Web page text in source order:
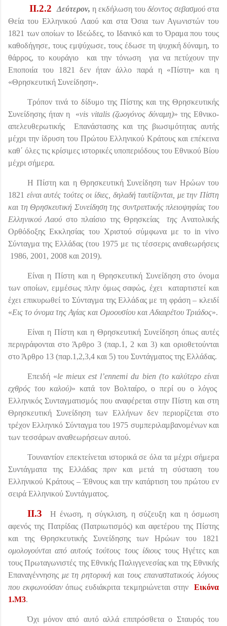
II.2.2 Δεύτερον, η εκδήλωση του δέοντος σεβασμού στα
Θεία του Ελληνικού Λαού και στα Όσια των Αγωνιστών του
1821 των οποίων το Ιδεώδες, το Ιδανικό και το Όραμα που τους
καθοδήγησε, τους εμψύχωσε, τους έδωσε τη ψυχική δύναμη, το
θάρρος, το κουράγιο
και την τόνωση
για να πετύχουν την
Εποποιία του 1821 δεν ήταν άλλο παρά η «Πίστη» και η
«Θρησκευτική Συνείδηση».
Τρόπον τινά το δίδυμο της Πίστης και της Θρησκευτικής
Συνείδησης ήταν η
«vis vitalis(ζωογόνος δύναμη)» της Εθνικο-
απελευθερωτικής
Επανάστασης και της βιωσιμότητας αυτής
μέχρι την ίδρυση του Πρώτου Ελληνικού Κράτους και επέκεινα
καθ΄ όλες τις κρίσιμες ιστορικές υποπεριόδους του Εθνικού Βίου
μέχρι σήμερα.
Η Πίστη και η Θρησκευτική Συνείδηση των Ηρώων του
1821 είναι αυτές τούτες οι ίδιες, δηλαδή ταυτίζονται, με την Πίστη
και τη Θρησκευτική Συνείδηση της συντριπτικής πλειοψηφίας του
Ελληνικού Λαού στο πλαίσιο της Θρησκείας της Aνατολικής
Oρθόδοξης Eκκλησίας του Xριστού σύμφωνα με το in vivo
Σύνταγμα της Ελλάδας (του 1975 με τις τέσσερις αναθεωρήσεις
1986, 2001, 2008 και 2019).
Είναι η Πίστη και η Θρησκευτική Συνείδηση στο όνομα
των οποίων, εμμέσως πλην όμως σαφώς, έχει
καταρτιστεί και
έχει επικυρωθεί το Σύνταγμα της Ελλάδας με τη φράση – κλειδί
«Εις το όνομα της Αγίας και Ομοουσίου και Αδιαιρέτου Τριάδος».
Είναι η Πίστη και η Θρησκευτική Συνείδηση όπως αυτές
περιγράφονται στο Άρθρο 3 (παρ.1, 2 και 3) και οριοθετούνται
στο Άρθρο 13 (παρ.1,2,3,4 και 5) του Συντάγματος της Ελλάδας.
Επειδή «le mieux est l’ennemi du bien (το καλύτερο είναι
εχθρός του καλού)» κατά τον Βολταίρο, ο περί ου ο λόγος
Ελληνικός Συνταγματισμός που αναφέρεται στην Πίστη και στη
Θρησκευτική Συνείδηση των Ελλήνων δεν περιορίζεται στο
τρέχον Ελληνικό Σύνταγμα του 1975 συμπεριλαμβανομένων και
των τεσσάρων αναθεωρήσεων αυτού.
Τουναντίον επεκτείνεται ιστορικά σε όλα τα μέχρι σήμερα
Συντάγματα της Ελλάδας πριν και μετά τη σύσταση του
Ελληνικού Κράτους – Έθνους και την κατάρτιση του πρώτου εν
σειρά Ελληνικού Συντάγματος.
II.3
Η ένωση, η σύγκλιση, η σύζευξη και η όσμωση
αφενός της Πατρίδας (Πατριωτισμός) και αφετέρου της Πίστης
και της Θρησκευτικής Συνείδησης των Ηρώων του 1821
ομολογούνται από αυτούς τούτους τους ίδιουςτους Ηγέτες και
τους Πρωταγωνιστές της Εθνικής Παλιγγενεσίας και της Εθνικής
Επαναγέννησης με τη ρητορική και τους επαναστατικούς λόγους
που εκφωνούσανόπως ευδιάκριτα τεκμηριώνεται στην
Εικόνα
1.Μ3.
Όχι μόνον από αυτό αλλά επιπρόσθετα ο Σταυρός του